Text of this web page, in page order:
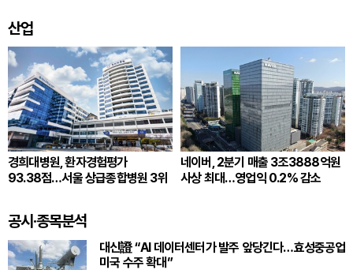
산업
경희대병원, 환자경험평가
93.38점…서울 상급종합병원 3위
네이버, 2분기 매출 3조3888억원
사상 최대…영업익 0.2% 감소
공시·종목분석
대신證 “AI 데이터센터가 발주 앞당긴다…효성중공업
미국 수주 확대”